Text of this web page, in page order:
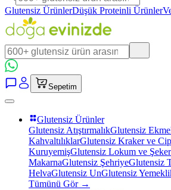
Glutensiz ÜrünlerDüşük Proteinli Ürünler
Sepetim
Glutensiz Ürünler
Glutensiz AtıştırmalıkGlutensiz
KahvaltılıklarGlutensiz Kraker ve
KuruyemişGlutensiz Lokum ve
MakarnaGlutensiz ŞehriyeGlutensiz
HelvaGlutensiz UnGlutensiz
Tümünü Gör →